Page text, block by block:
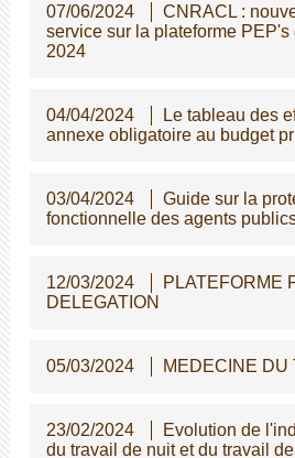
07/06/2024
CNRACL :
service sur la plateforme
2024
04/04/2024
Le tableau des
annexe obligatoire au budget
03/04/2024
Guide sur la
fonctionnelle des agents
12/03/2024
PLATEFORME
DELEGATION
05/03/2024 MEDECINE DU
23/02/2024
Evolution de
du travail de nuit et du travail